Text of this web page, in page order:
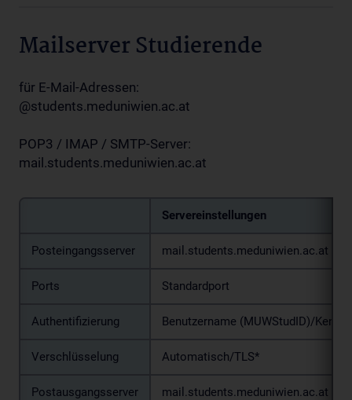
Mailserver Studierende
für E-Mail-Adressen:
@students.meduniwien.ac.at
POP3 / IMAP / SMTP-Server:
mail.students.meduniwien.ac.at
Servereinstellungen
Posteingangsserver mail.students.meduniwien.ac.at
Ports Standardport
Authentifizierung Benutzername (MUWStudID)/
Verschlüsselung Automatisch/TLS*
Postausgangsserver mail.students.meduniwien.ac.at